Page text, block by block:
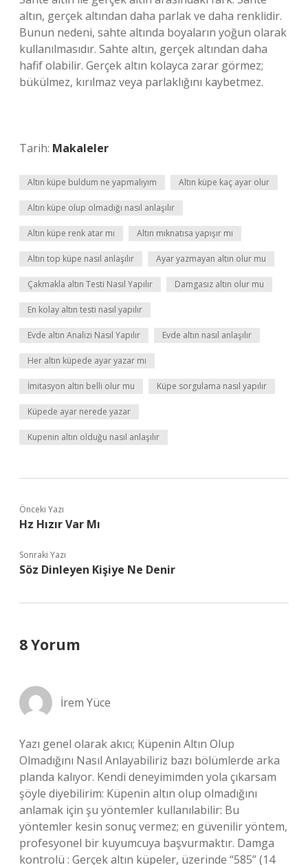
altın, gerçek altından daha parlak ve daha renklidir.
Bunun nedeni, sahte altında boyaların yoğun olarak
kullanılmasıdır. Sahte altın, gerçek altından daha
hafif olabilir. Gerçek altın kolayca zarar görmez;
bükülmez, kırılmaz veya parlaklığını kaybetmez.
Tarih: Makaleler
Altın küpe buldum ne yapmalıyım Altın küpe kaç ayar olur
Altın küpe olup olmadığı nasıl anlaşılır
Altın küpe renk atar mı Altın mıknatısa yapışır mı
Altın top küpe nasıl anlaşılır Ayar yazmayan altın olur mu
Çakmakla altın Testi Nasıl Yapılır Damgasız altın olur mu
En kolay altın testi nasıl yapılır
Evde altın Analizi Nasıl Yapılır Evde altın nasıl anlaşılır
Her altın küpede ayar yazar mı
İmitasyon altın belli olur mu Küpe sorgulama nasıl yapılır
Küpede ayar nerede yazar
Kupenin altın olduğu nasıl anlaşılır
Önceki Yazı
Hz Hızır Var Mı
Sonraki Yazı
Söz Dinleyen Kişiye Ne Denir
8 Yorum
İrem Yüce
Yazı genel olarak akıcı; Küpenin Altın Olup
Olmadığını Nasıl Anlayabiliriz bazı bölümlerde arka
planda kalıyor. Kendi deneyimimden yola çıkarsam
şöyle diyebilirim: Küpenin altın olup olmadığını
anlamak için şu yöntemler kullanılabilir: Bu
yöntemler kesin sonuç vermez; en güvenilir yöntem,
profesyonel bir kuyumcuya başvurmaktır. Damga
kontrolü : Gerçek altın küpeler, üzerinde “585” (14